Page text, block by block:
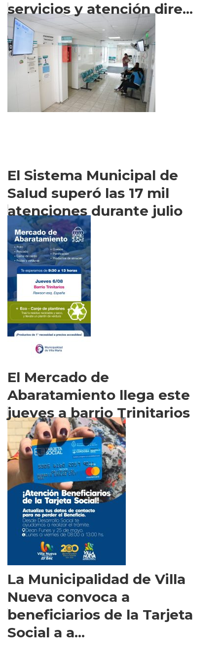
servicios y atención dire...
El Sistema Municipal de
Salud superó las 17 mil
atenciones durante julio
El Mercado de
Abaratamiento llega este
jueves a barrio Trinitarios
La Municipalidad de Villa
Nueva convoca a
beneficiarios de la Tarjeta
Social a a...